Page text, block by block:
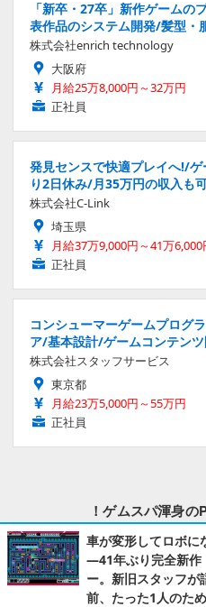
「新卒・27卒」新作ゲーム
表作品のシステム開発/髪型・
株式会社enrich technology
大阪府
月給25万8,000円～32万円
正社員
発見センスで快適プレイへ!/
り2日休み/月35万円の収入も
株式会社C-Link
埼玉県
月給37万9,000円～41万6,000
正社員
コンシューマーゲームプログ
ア/基本設計/ゲームコンテン
株式会社スタッフサービス
東京都
月給23万5,000円～55万円
正社員
！ゲムスパ渾身の
車が変形してロボに
―41年ぶり完全新作
ー。新旧スタッフが
前、たった1人のた